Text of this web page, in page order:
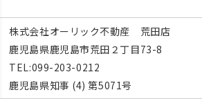
株式会社オーリック不動産 荒田店
鹿児島県鹿児島市荒田２丁目73-8
TEL:099-203-0212
鹿児島県知事 (4) 第5071号